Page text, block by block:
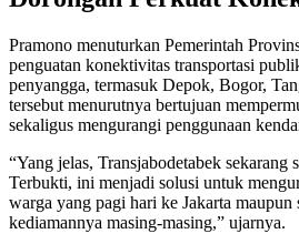
Pramono menuturkan Pemerintah
penguatan konektivitas transportasi
penyangga, termasuk Depok, Bogor,
tersebut menurutnya bertujuan
sekaligus mengurangi penggunaan
“Yang jelas, Transjabodetabek sekarang
Terbukti, ini menjadi solusi untuk
warga yang pagi hari ke Jakarta
kediamannya masing-masing,” ujarnya.